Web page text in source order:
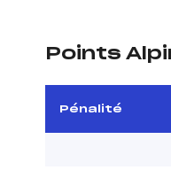
Points
Pénalité